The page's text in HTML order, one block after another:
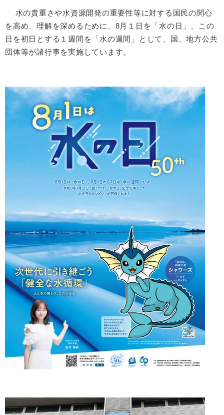
水の貴重さや水資源開発の重要性等に対する国民の関心
を高め、理解を深めるために、8月１日を「水の日」、この
日を初日とする１週間を「水の週間」として、国、地方公共
団体等が諸行事を実施しています。